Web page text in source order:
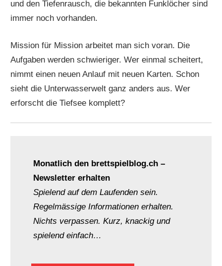
und den Tiefenrausch, die bekannten Funklöcher sind
immer noch vorhanden.
Mission für Mission arbeitet man sich voran. Die
Aufgaben werden schwieriger. Wer einmal scheitert,
nimmt einen neuen Anlauf mit neuen Karten. Schon
sieht die Unterwasserwelt ganz anders aus. Wer
erforscht die Tiefsee komplett?
Monatlich den brettspielblog.ch –
Newsletter erhalten
Spielend auf dem Laufenden sein.
Regelmässige Informationen erhalten.
Nichts verpassen. Kurz, knackig und
spielend einfach…